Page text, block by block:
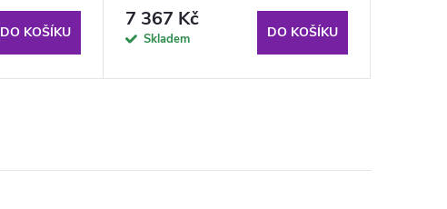
DO KOŠÍKU
7 367 Kč
Skladem DO KOŠÍKU